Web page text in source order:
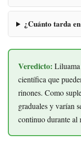
¿Cuánto tarda
Veredicto:
científica que
rinones. Como
graduales y varían
continuo durante al